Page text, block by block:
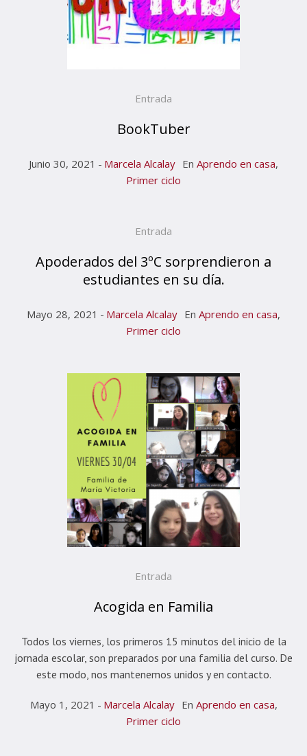
Entrada
BookTuber
Junio 30, 2021 Marcela Alcalay En Aprendo en casa,
Primer ciclo
Entrada
Apoderados del 3ºC sorprendieron a
estudiantes en su día.
Mayo 28, 2021 Marcela Alcalay En Aprendo en casa,
Primer ciclo
Entrada
Acogida en Familia
Todos los viernes, los primeros 15 minutos del inicio de la
jornada escolar, son preparados por una familia del curso. De
este modo, nos mantenemos unidos y en contacto.
Mayo 1, 2021 Marcela Alcalay En Aprendo en casa,
Primer ciclo